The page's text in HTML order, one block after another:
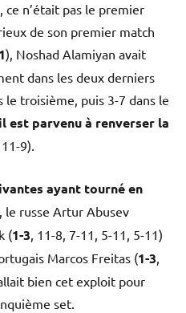
ce n’était pas le premier
de son premier match
), Noshad Alamiyan avait
dans les deux derniers
le troisième, puis 3-7 dans le
est parvenu à renverser la
9).
ayant tourné en
, le russe Artur Abusev
(1-3, 11-8, 7-11, 5-11, 5-11)
Marcos Freitas (1-3,
bien cet exploit pour
set.